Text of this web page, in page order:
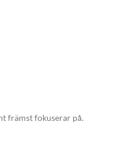
främst fokuserar på.